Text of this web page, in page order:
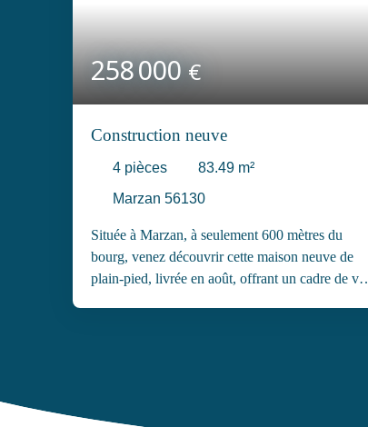
258 000€
Construction neuve
4 pièces 83.49 m²
Marzan 56130
Située à Marzan, à seulement 600 mètres du
bourg, venez découvrir cette maison neuve de
plain-pied, livrée en août, offrant un cadre de vie